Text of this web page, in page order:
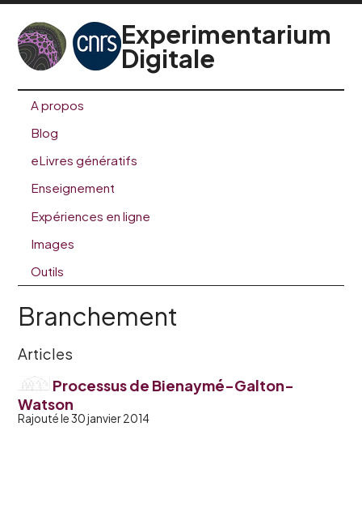
Experimentarium
Digitale
A propos
Blog
eLivres génératifs
Enseignement
Expériences en ligne
Images
Outils
Branchement
Articles
Processus de Bienaymé-Galton-
Watson
Rajouté le 30 janvier 2014